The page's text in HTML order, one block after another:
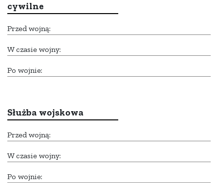
cywilne
Przed wojną:
W czasie wojny:
Po wojnie:
Służba wojskowa
Przed wojną:
W czasie wojny:
Po wojnie: